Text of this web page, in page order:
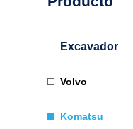
Excavador
Volvo
Komatsu